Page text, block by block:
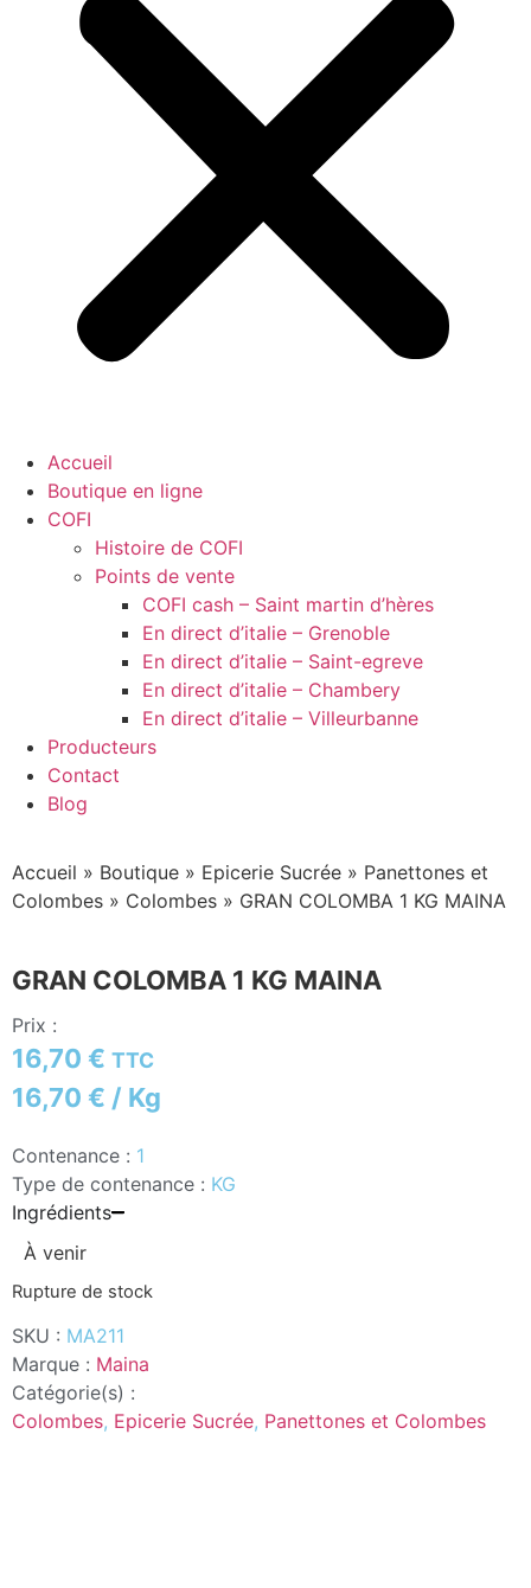
Accueil
Boutique en ligne
COFI
Histoire de COFI
Points de vente
COFI cash – Saint martin d’hères
En direct d’italie – Grenoble
En direct d’italie – Saint-egreve
En direct d’italie – Chambery
En direct d’italie – Villeurbanne
Producteurs
Contact
Blog
Accueil » Boutique » Epicerie Sucrée » Panettones et
Colombes » Colombes » GRAN COLOMBA 1 KG MAINA
GRAN COLOMBA 1 KG MAINA
Prix :
16,70 € TTC
16,70 € / Kg
Contenance : 1
Type de contenance : KG
Ingrédients
À venir
Rupture de stock
SKU : MA211
Marque : Maina
Catégorie(s) :
Colombes, Epicerie Sucrée, Panettones et Colombes